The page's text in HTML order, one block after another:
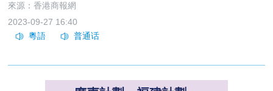
來源：香港商報網
2023-09-27 16:40